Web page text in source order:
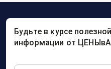
Будьте в курсе
информации от